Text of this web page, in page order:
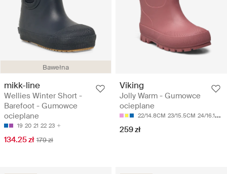
Bawełna
mikk-line
Wellies Winter Short -
Barefoot - Gumowce
ocieplane
19 20 21 22 23
134.25 zł 179 zł
Viking
Jolly Warm - Gumowce
ocieplane
22/14.8CM 23/15.5CM 24/16.1CM
259 zł